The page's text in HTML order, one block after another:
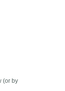
(or by